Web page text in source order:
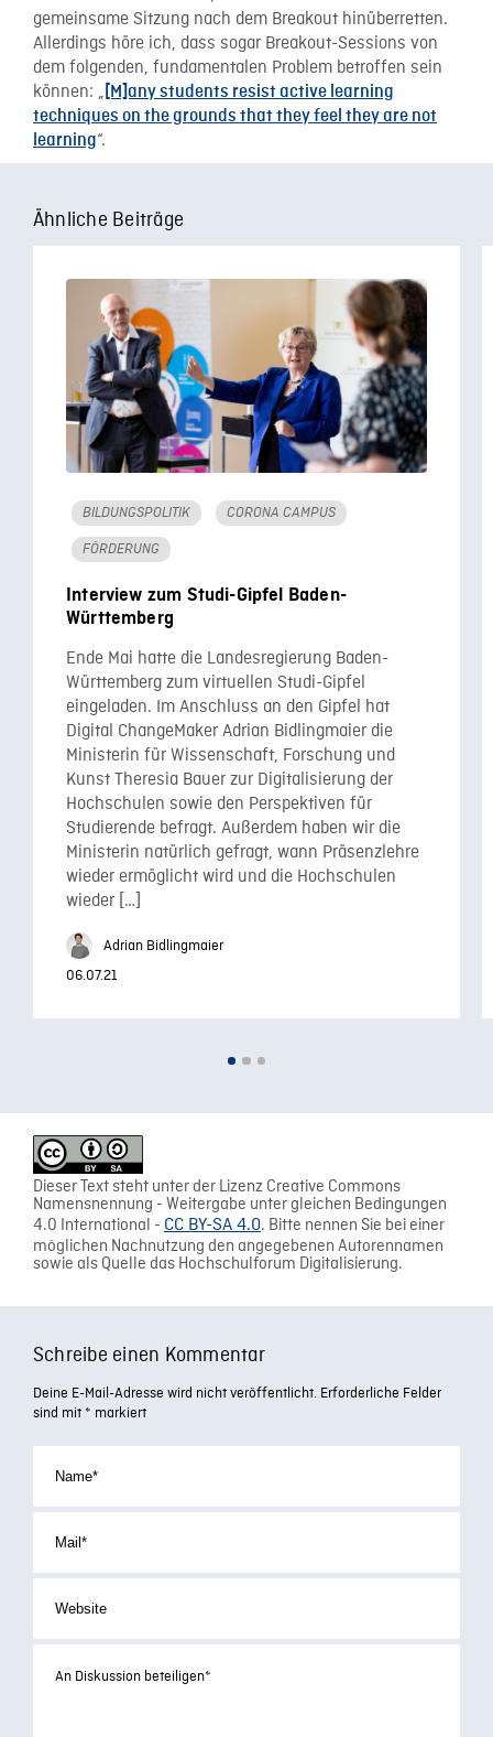
gemeinsame Sitzung nach dem Breakout hinüberretten.
Allerdings höre ich, dass sogar Breakout-Sessions von
dem folgenden, fundamentalen Problem betroffen sein
können: „ [M]any students resist active learning
techniques on the grounds that they feel they are not
learning“.
Ähnliche Beiträge
BILDUNGSPOLITIK CORONA CAMPUS
FÖRDERUNG
Interview zum Studi-Gipfel Baden-
Württemberg
Ende Mai hatte die Landesregierung Baden-
Württemberg zum virtuellen Studi-Gipfel
eingeladen. Im Anschluss an den Gipfel hat
Digital ChangeMaker Adrian Bidlingmaier die
Ministerin für Wissenschaft, Forschung und
Kunst Theresia Bauer zur Digitalisierung der
Hochschulen sowie den Perspektiven für
Studierende befragt. Außerdem haben wir die
Ministerin natürlich gefragt, wann Präsenzlehre
wieder ermöglicht wird und die Hochschulen
wieder […]
Adrian Bidlingmaier
06.07.21
Dieser Text steht unter der Lizenz Creative Commons
Namensnennung - Weitergabe unter gleichen Bedingungen
4.0 International - CC BY-SA 4.0. Bitte nennen Sie bei einer
möglichen Nachnutzung den angegebenen Autorennamen
sowie als Quelle das Hochschulforum Digitalisierung.
Schreibe einen Kommentar
Deine E-Mail-Adresse wird nicht veröffentlicht. Erforderliche Felder
sind mit * markiert